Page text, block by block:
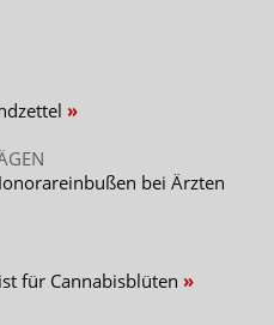
bei Ärzten
für Cannabisblüten